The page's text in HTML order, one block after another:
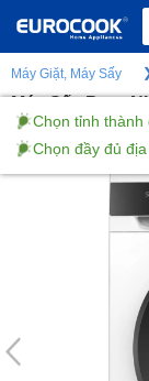
Máy Giặt, Máy Sấy
Máy Sấy Bơm